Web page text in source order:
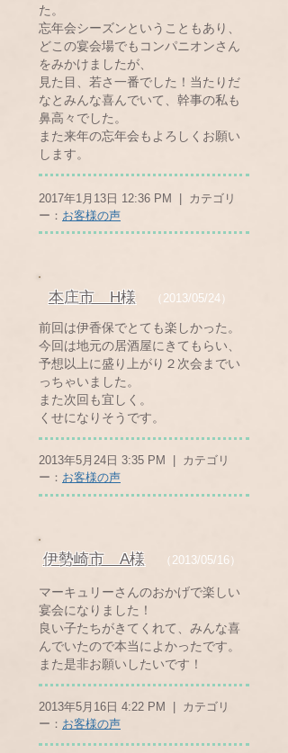
た。
忘年会シーズンということもあり、
どこの宴会場でもコンパニオンさん
をみかけましたが、
見た目、若さ一番でした！当たりだ
なとみんな喜んでいて、幹事の私も
鼻高々でした。
また来年の忘年会もよろしくお願い
します。
2017年1月13日 12:36 PM | カテゴリ
ー： お客様の声
本庄市 H様 （2013/05/24）
前回は伊香保でとても楽しかった。
今回は地元の居酒屋にきてもらい、
予想以上に盛り上がり２次会までい
っちゃいました。
また次回も宜しく。
くせになりそうです。
2013年5月24日 3:35 PM | カテゴリ
ー： お客様の声
伊勢崎市 A様 （2013/05/16）
マーキュリーさんのおかげで楽しい
宴会になりました！
良い子たちがきてくれて、みんな喜
んでいたので本当によかったです。
また是非お願いしたいです！
2013年5月16日 4:22 PM | カテゴリ
ー： お客様の声